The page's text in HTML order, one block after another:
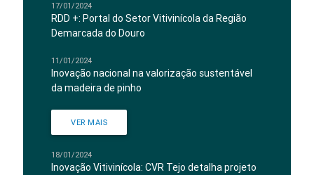
17/01/2024
RDD +: Portal do Setor Vitivinícola da Região
Demarcada do Douro
11/01/2024
Inovação nacional na valorização sustentável
da madeira de pinho
VER MAIS
18/01/2024
Inovação Vitivinícola: CVR Tejo detalha projeto